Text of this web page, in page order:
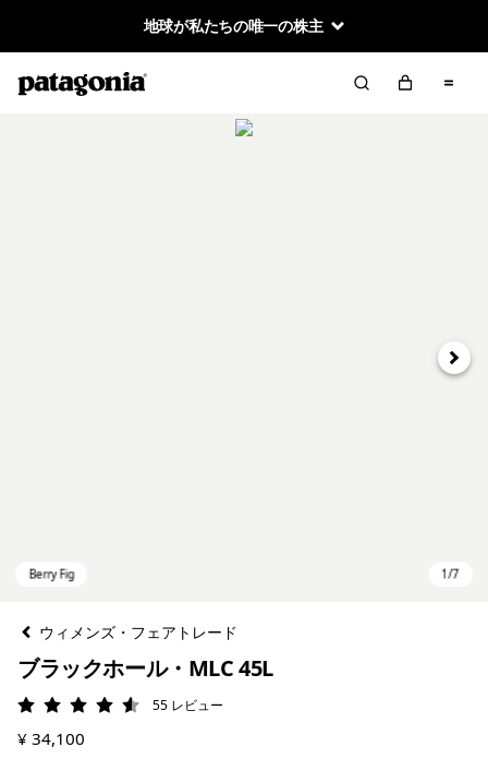
地球が私たちの唯一の株主
次へ
ウィメンズ・フェアトレード
ブラックホール・MLC 45L
評価: 4.6 / 5
55 レビュー
¥ 34,100